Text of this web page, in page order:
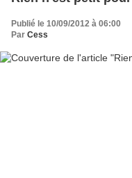
Publié le 10/09/2012 à 06:00
Par Cess